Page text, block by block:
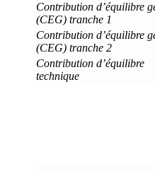
Contribution d’équilibre
(CEG) tranche 1
Contribution d’équilibre
(CEG) tranche 2
Contribution d’équilibre
technique